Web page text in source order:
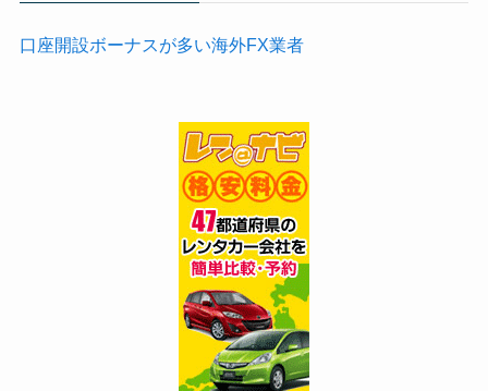
口座開設ボーナスが多い海外FX業者